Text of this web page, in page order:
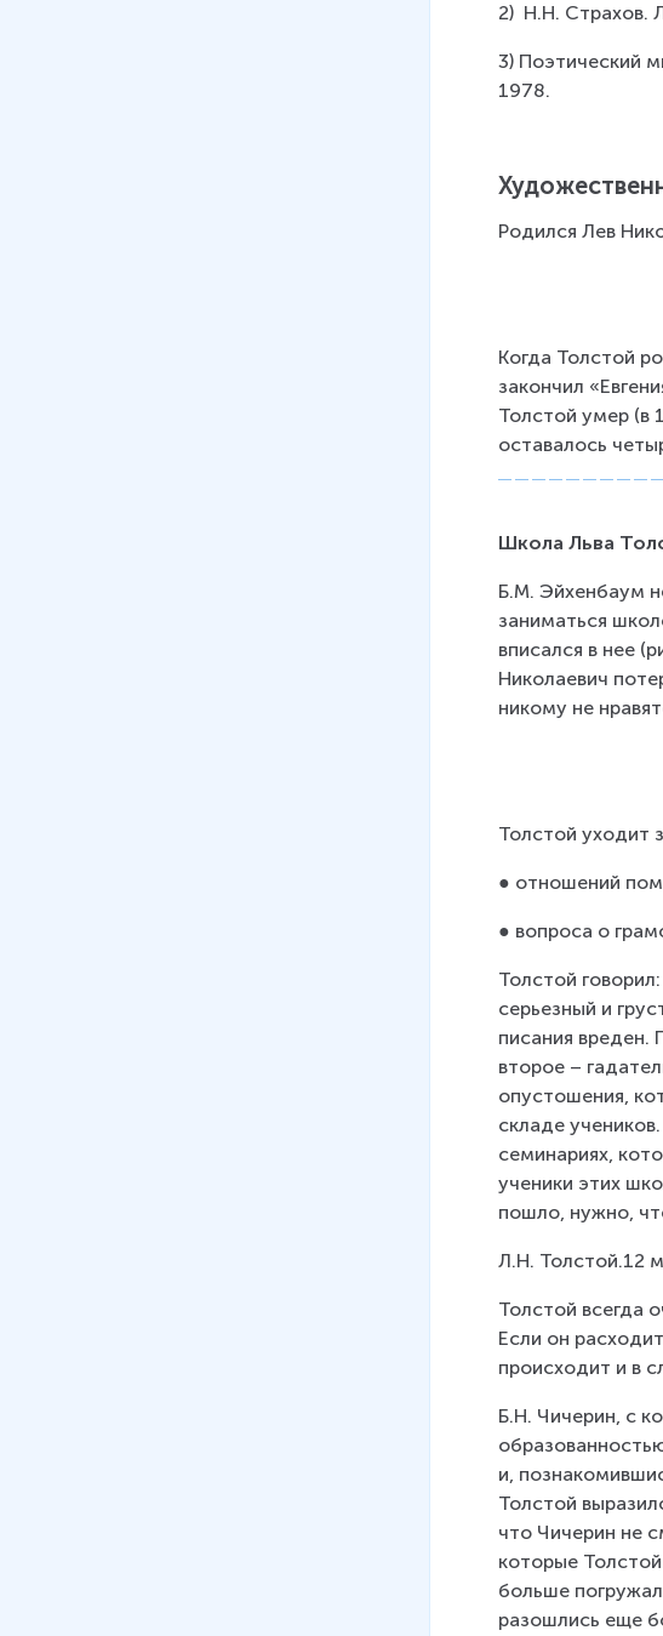
2)  Н.Н. Страхов.
3) Поэтический
1978.
Родился Лев
Когда Толстой
закончил
Толстой умер (в
оставалось
Школа Льва
Б.М. Эйхенбаум
заниматься
вписался в нее
Николаевич
никому не
Толстой уходит
● отношений
● вопроса о
Толстой
серьезный и
писания вреден.
второе –
опустошения,
складе
семинариях,
ученики этих
пошло, нужно,
Л.Н. Толстой.12
Толстой всегда
Если он
происходит и в
Б.Н. Чичерин, с
и,
Толстой
что Чичерин не
которые
больше
разошлись еще